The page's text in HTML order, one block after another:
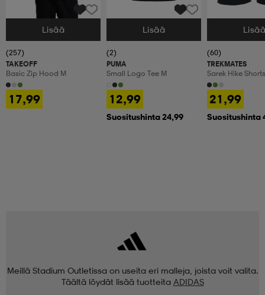
Valitse Koko
Lisää
(257)
TAKEOFF
Basic Zip Hood M
17,99
Valitse Koko
Lisää
(2)
PUMA
Small Logo Tee M
12,99
Suositushinta 24,99
Valitse Koko
(60)
TREKMATES
Sarek Hike
21,99
Suositushinta
Meillä Stadium Outletissa on useita eri malleja, joista voit valita.
Täältä löydät lisää tuotteita ADIDAS